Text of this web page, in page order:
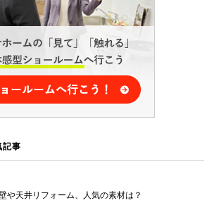
記事
や天井リフォーム、人気の素材は？